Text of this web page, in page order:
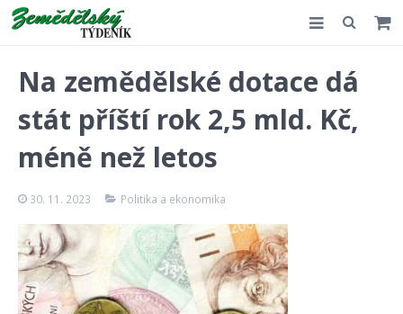
Kontakt
Na zemědělské dotace dá
stát příští rok 2,5 mld. Kč,
méně než letos
30. 11. 2023 Politika a ekonomika